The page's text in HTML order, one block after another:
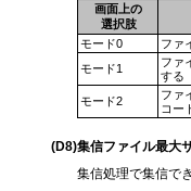
画面上の
選択肢
モード0
ファ
モード1
ファ
する
モード2
ファ
コー
(D8)集信ファイル最大
集信処理で集信で